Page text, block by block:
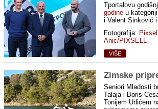
Tportalovu
godine u
i Valent Sinković
Fotografija:
Anic/PIXSELL
VIŠE
Zimske
Seniori Mladosti
Talaja i Boris
Tonijem Urlićem